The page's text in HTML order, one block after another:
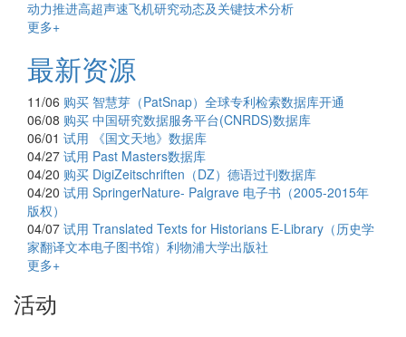
动力推进高超声速飞机研究动态及关键技术分析
更多+
最新资源
11/06 购买 智慧芽（PatSnap）全球专利检索数据库开通
06/08 购买 中国研究数据服务平台(CNRDS)数据库
06/01 试用
《国文天地》数据库
04/27 试用 Past Masters数据库
04/20 购买 DigiZeitschriften（DZ）德语过刊数据库
04/20 试用 SpringerNature- Palgrave 电子书（2005-2015年
版权）
04/07 试用 Translated Texts for Historians E-Library（历史学
家翻译文本电子图书馆）利物浦大学出版社
更多+
活动